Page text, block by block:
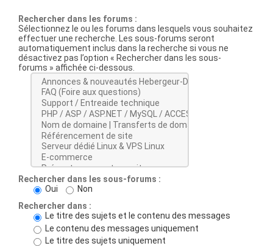
Rechercher dans les forums :
Sélectionnez le ou les forums dans lesquels vous souhaitez
effectuer une recherche. Les sous-forums seront
automatiquement inclus dans la recherche si vous ne
désactivez pas l’option « Rechercher dans les sous-
forums » affichée ci-dessous.
Rechercher dans les sous-forums :
Oui
Non
Rechercher dans :
Le titre des sujets et le contenu des messages
Le contenu des messages uniquement
Le titre des sujets uniquement